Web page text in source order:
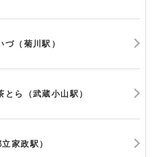
（菊川駅）
ら（武蔵小山駅）
家政駅）